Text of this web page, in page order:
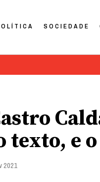
SOCIEDADE
texto, e
2021